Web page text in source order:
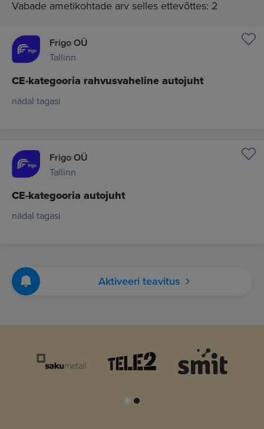
Vabade ametikohtade arv selles ettevõttes: 2
Frigo OÜ
Tallinn
CE-kategooria rahvusvaheline autojuht
nädal tagasi
Frigo OÜ
Tallinn
CE-kategooria autojuht
nädal tagasi
Aktiveeri teavitus